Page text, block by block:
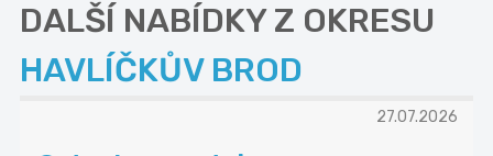
DALŠÍ NABÍDKY Z OKRESU
HAVLÍČKŮV BROD
27.07.2026